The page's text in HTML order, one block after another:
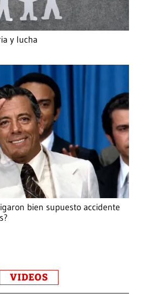
y lucha
bien supuesto accidente
VIDEOS